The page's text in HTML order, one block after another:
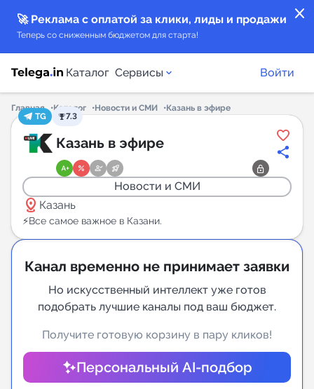
close
🚀 Реклама с оплатой за клики, лиды и продажи
Теперь со сниженным бюджетом для старта!
Каталог Сервисы
Каталог каналов
Каталог ботов
Горящие предложения
Индекс читаемости каналов в Telegram
Аналитика MAX каналов
New
Индивидуальное сопровождение
Аналитика Telegram
Войти
Главная Каталог Новости и СМИ
Казань в эфире
TG
7.3
Казань в эфире
Новости и СМИ
distance Казань
⚡️Все самое важное в Казани.
Канал временно не принимает заявки
Но искусственный интеллект уже готов
подобрать лучшие каналы под ваш бюджет.
Получите готовую корзину в пару кликов!
Персональный AI-подбор